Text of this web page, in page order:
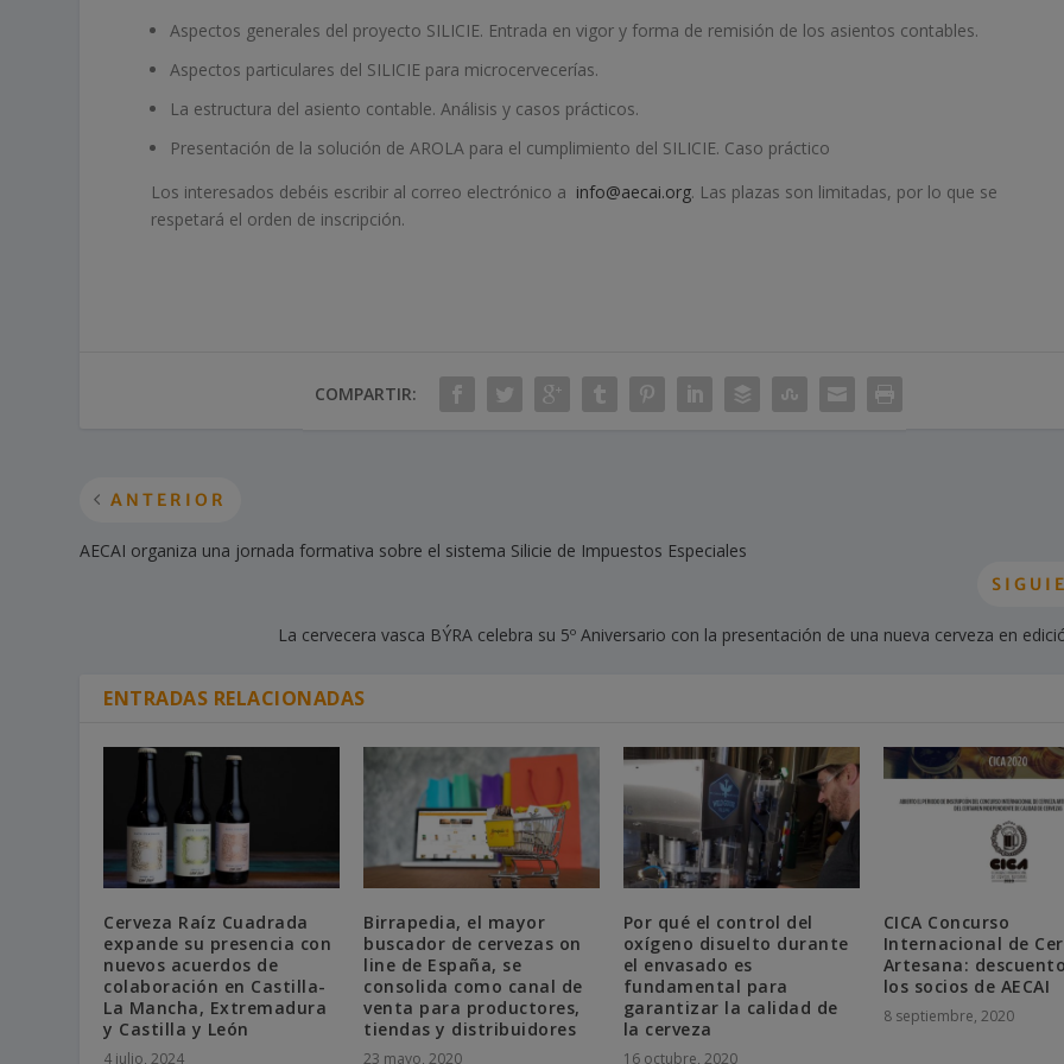
Aspectos generales del proyecto SILICIE. Entrada en vigor y forma de remisión de los asientos contables.
Aspectos particulares del SILICIE para microcervecerías.
La estructura del asiento contable. Análisis y casos prácticos.
Presentación de la solución de AROLA para el cumplimiento del SILICIE. Caso práctico
Los interesados debéis escribir al correo electrónico a info@aecai.org. Las plazas son limitadas, por lo que se
respetará el orden de inscripción.
COMPARTIR:
ANTERIOR
AECAI organiza una jornada formativa sobre el sistema Silicie de Impuestos Especiales
La cervecera vasca BÝRA celebra su 5º Aniversario con la presentación de una nueva cerveza en
ENTRADAS RELACIONADAS
Cerveza Raíz Cuadrada
expande su presencia con
nuevos acuerdos de
colaboración en Castilla-
La Mancha, Extremadura
y Castilla y León
4 julio, 2024
Birrapedia, el mayor
buscador de cervezas on
line de España, se
consolida como canal de
venta para productores,
tiendas y distribuidores
23 mayo, 2020
Por qué el control del
oxígeno disuelto durante
el envasado es
fundamental para
garantizar la calidad de
la cerveza
16 octubre, 2020
CICA Concurso
Internacional de
Artesana:
los socios de AECAI
8 septiembre, 2020